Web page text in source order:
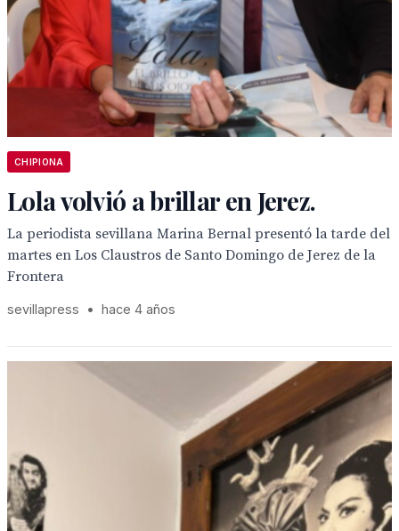
CHIPIONA
Lola volvió a brillar en Jerez.
La periodista sevillana Marina Bernal presentó la tarde del
martes en Los Claustros de Santo Domingo de Jerez de la
Frontera
sevillapress • hace 4 años